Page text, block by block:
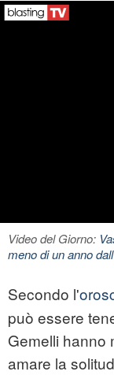
Video del Giorno:
meno di un anno
Secondo l'
può essere
Gemelli hanno
amare la